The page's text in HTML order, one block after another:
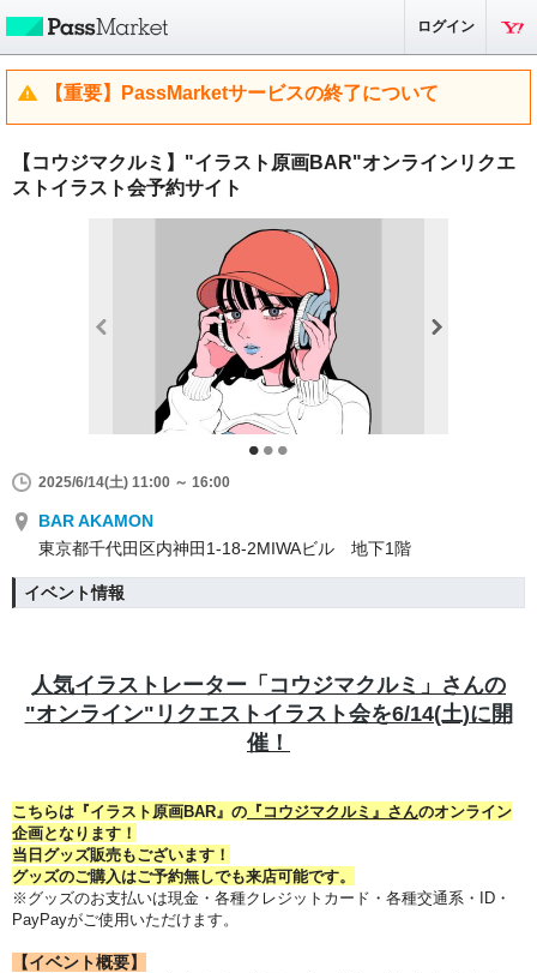
ログイン
【重要】PassMarketサービスの終了について
【コウジマクルミ】"イラスト原画BAR"オンラインリクエ
ストイラスト会予約サイト
2025/6/14(土) 11:00 ～ 16:00
BAR AKAMON
東京都千代田区内神田1-18-2MIWAビル 地下1階
イベント情報
人気イラストレーター「コウジマクルミ」さんの
"オンライン"リクエストイラスト会を6/14(土)に開
催！
こちらは『イラスト原画BAR』の 『コウジマクルミ』さんのオンライン
企画となります！
当日グッズ販売もございます！
グッズのご購入はご予約無しでも来店可能です。
※グッズのお支払いは現金・各種クレジットカード・各種交通系・ID・
PayPayがご使用いただけます。
【イベント概要】